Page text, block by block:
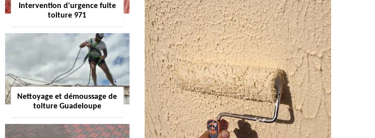
Intervention d'urgence fuite
toiture 971
Nettoyage et démoussage de
toiture Guadeloupe